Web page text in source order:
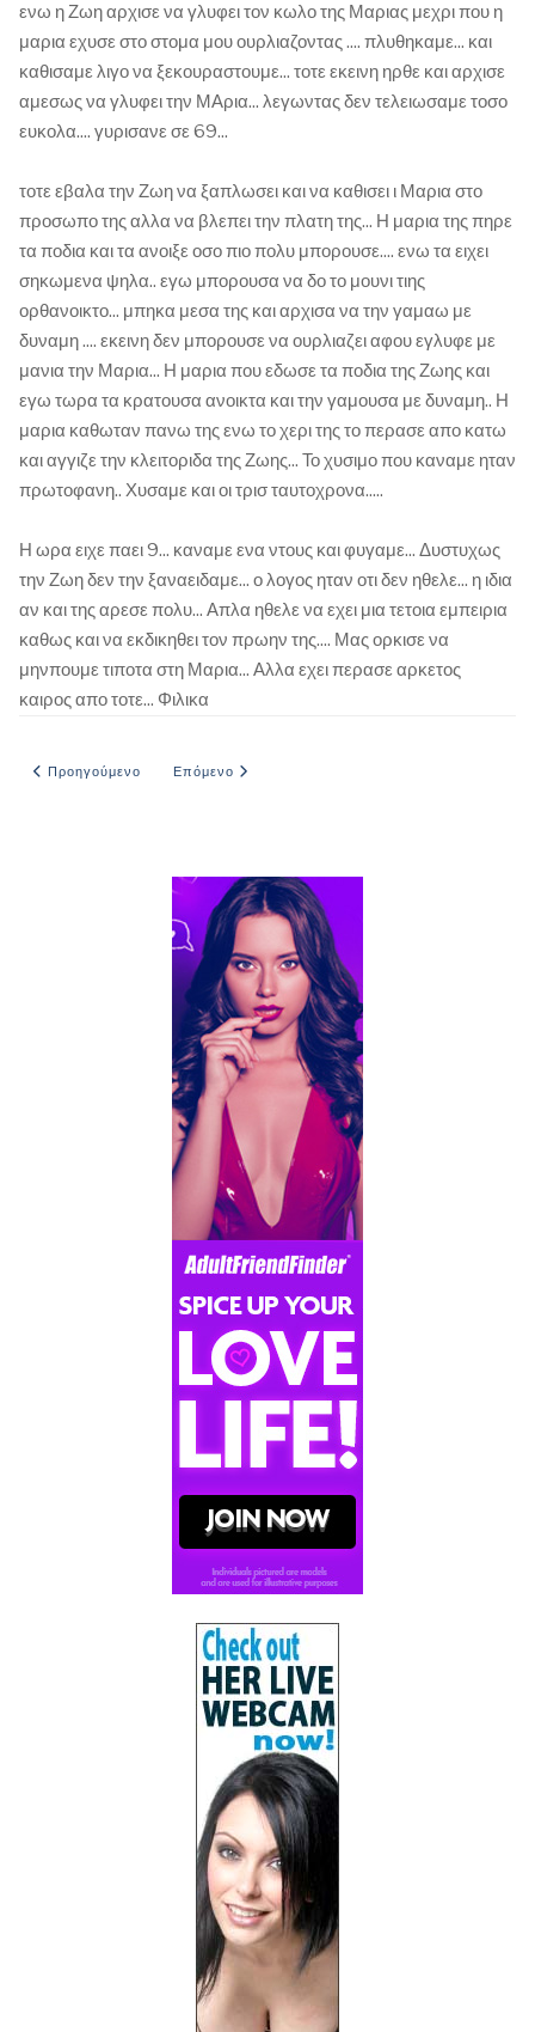
ενω η Ζωη αρχισε να γλυφει τον κωλο της Μαριας μεχρι που η
μαρια εχυσε στο στομα μου ουρλιαζοντας .... πλυθηκαμε... και
καθισαμε λιγο να ξεκουραστουμε... τοτε εκεινη ηρθε και αρχισε
αμεσως να γλυφει την ΜΑρια... λεγωντας δεν τελειωσαμε τοσο
ευκολα.... γυρισανε σε 69...
τοτε εβαλα την Ζωη να ξαπλωσει και να καθισει ι Μαρια στο
προσωπο της αλλα να βλεπει την πλατη της... Η μαρια της πηρε
τα ποδια και τα ανοιξε οσο πιο πολυ μπορουσε.... ενω τα ειχει
σηκωμενα ψηλα.. εγω μπορουσα να δο το μουνι τιης
ορθανοικτο... μπηκα μεσα της και αρχισα να την γαμαω με
δυναμη .... εκεινη δεν μπορουσε να ουρλιαζει αφου εγλυφε με
μανια την Μαρια... Η μαρια που εδωσε τα ποδια της Ζωης και
εγω τωρα τα κρατουσα ανοικτα και την γαμουσα με δυναμη.. Η
μαρια καθωταν πανω της ενω το χερι της το περασε απο κατω
και αγγιζε την κλειτοριδα της Ζωης... Το χυσιμο που καναμε ηταν
πρωτοφανη.. Χυσαμε και οι τρισ ταυτοχρονα.....
Η ωρα ειχε παει 9... καναμε ενα ντους και φυγαμε... Δυστυχως
την Ζωη δεν την ξαναειδαμε... ο λογος ηταν οτι δεν ηθελε... η ιδια
αν και της αρεσε πολυ... Απλα ηθελε να εχει μια τετοια εμπειρια
καθως και να εκδικηθει τον πρωην της.... Μας ορκισε να
μηνπουμε τιποτα στη Μαρια... Αλλα εχει περασε αρκετος
καιρος απο τοτε... Φιλικα
Προηγούμενο άρθρο: ΜΕ ΤΗ ΞΑΔΕΡΦΗ
Προηγούμενο Επόμενο άρθρο: Με τον κολλητό μου στο εξωχικό
Επόμενο